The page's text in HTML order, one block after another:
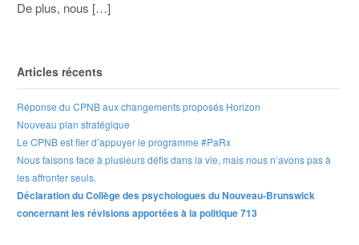
De plus, nous […]
Articles récents
Réponse du CPNB aux changements proposés Horizon
Nouveau plan stratégique
Le CPNB est fier d’appuyer le programme #PaRx
Nous faisons face à plusieurs défis dans la vie, mais nous n’avons pas à
les affronter seuls.
Déclaration du Collège des psychologues du Nouveau-Brunswick
concernant les révisions apportées à la politique 713